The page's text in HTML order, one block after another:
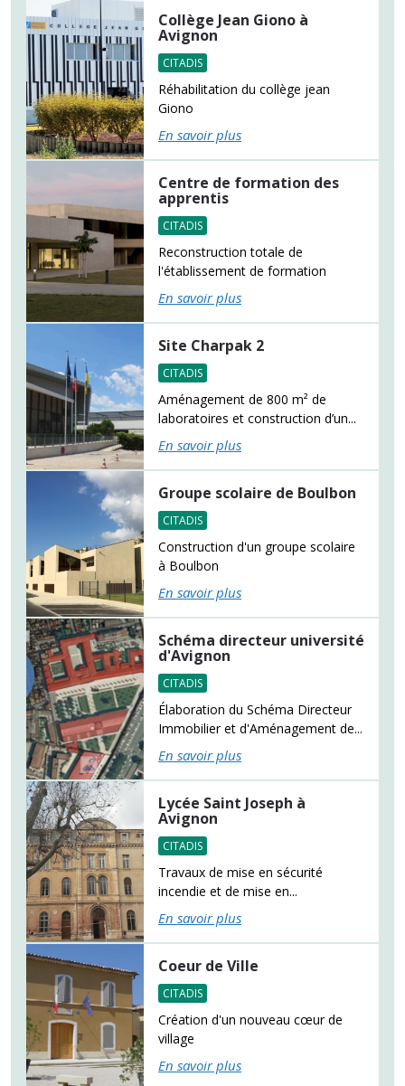
Collège Jean Giono à
Avignon
CITADIS
Réhabilitation du collège jean
Giono
En savoir plus
Centre de formation des
apprentis
CITADIS
Reconstruction totale de
l'établissement de formation
En savoir plus
Site Charpak 2
CITADIS
Aménagement de 800 m² de
laboratoires et construction d’un...
En savoir plus
Groupe scolaire de Boulbon
CITADIS
Construction d'un groupe scolaire
à Boulbon
En savoir plus
Schéma directeur université
d'Avignon
CITADIS
Élaboration du Schéma Directeur
Immobilier et d'Aménagement de...
En savoir plus
Lycée Saint Joseph à
Avignon
CITADIS
Travaux de mise en sécurité
incendie et de mise en...
En savoir plus
Coeur de Ville
CITADIS
Création d'un nouveau cœur de
village
En savoir plus